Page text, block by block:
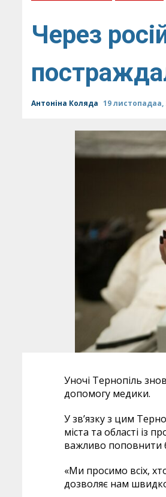
Через
Антоніна Коляда 19 листопадаа,
Уночі Тернопіль
допомогу медики.
У зв’язку з цим
міста та області із
важливо поповнити
«Ми просимо всіх,
дозволяє нам швидко